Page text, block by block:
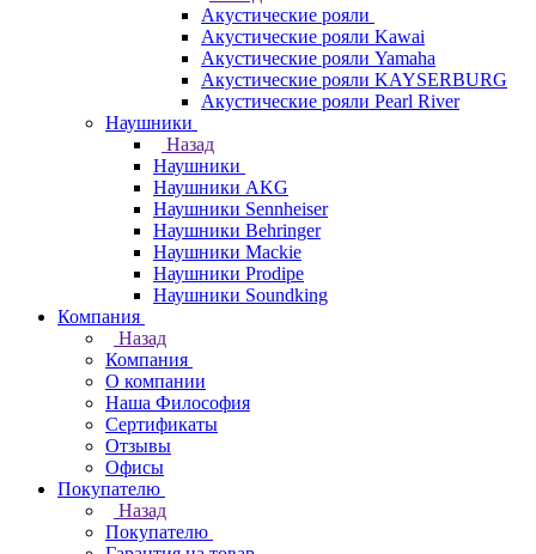
Акустические рояли
Акустические рояли Kawai
Акустические рояли Yamaha
Акустические рояли KAYSERBURG
Акустические рояли Pearl River
Наушники
Назад
Наушники
Наушники AKG
Наушники Sennheiser
Наушники Behringer
Наушники Mackie
Наушники Prodipe
Наушники Soundking
Компания
Назад
Компания
О компании
Наша Философия
Сертификаты
Отзывы
Офисы
Покупателю
Назад
Покупателю